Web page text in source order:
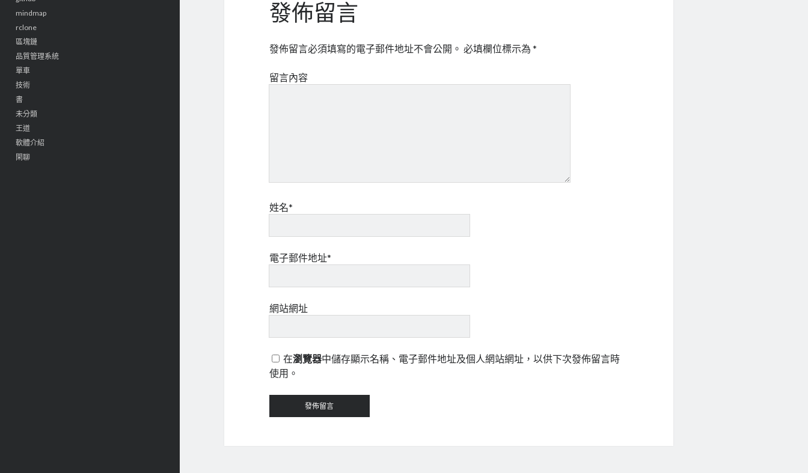
mindmap
rclone
區塊鏈
品質管理系統
單車
技術
書
未分類
王道
軟體介紹
閑聊
發佈留言
發佈留言必須填寫的電子郵件地址不會公開。 必填欄位標示為*
留言內容
姓名*
電子郵件地址*
網站網址
在瀏覽器中儲存顯示名稱、電子郵件地址及個人網站網址，以供下次發佈留言時
使用。